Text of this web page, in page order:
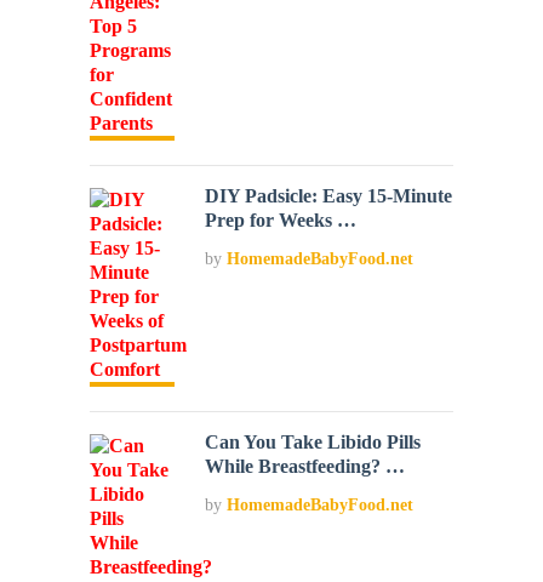
DIY Padsicle: Easy 15-Minute
Prep for Weeks …
byHomemadeBabyFood.net
Can You Take Libido Pills
While Breastfeeding? …
byHomemadeBabyFood.net